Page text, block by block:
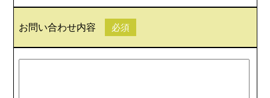
お問い合わせ内容 必須